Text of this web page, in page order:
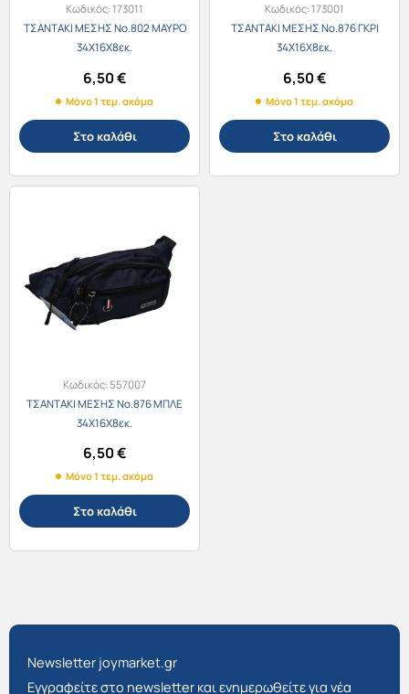
Κωδικός:173011
ΤΣΑΝΤΑΚΙ ΜΕΣΗΣ Νο.802 ΜΑΥΡΟ
34Χ16Χ8εκ.
6,50€
Μόνο 1 τεμ. ακόμα
Στο καλάθι
Κωδικός:173001
ΤΣΑΝΤΑΚΙ ΜΕΣΗΣ Νο.876 ΓΚΡΙ
34Χ16Χ8εκ.
6,50€
Μόνο 1 τεμ. ακόμα
Στο καλάθι
Κωδικός:557007
ΤΣΑΝΤΑΚΙ ΜΕΣΗΣ Νο.876 ΜΠΛΕ
34Χ16Χ8εκ.
6,50€
Μόνο 1 τεμ. ακόμα
Στο καλάθι
Newsletter joymarket.gr
Εγγραφείτε στο newsletter και ενημερωθείτε για νέα